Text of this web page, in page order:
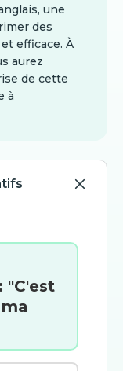
une
des
efficace. À
aurez
de cette
à
"C'est